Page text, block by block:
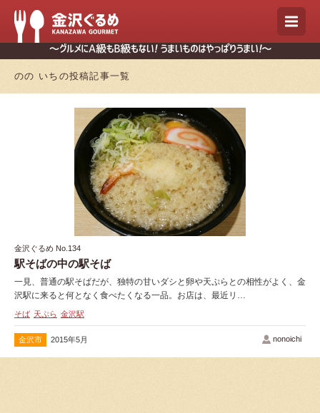
のの いちの投稿記事一覧
金沢ぐるめ No.134
駅そばの中の駅そば
一見、普通の駅そばだが、独特の甘いダシと卵や天ぷらとの相性がよく、金
沢駅に来ると何となく食べたくなる一品。お店は、最近リ…
そば 天ぷら 金沢駅
金沢市 2015年5月 nonoichi